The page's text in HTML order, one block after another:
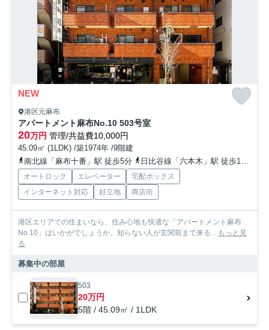
NEW
港区元麻布
アパートメント麻布No.10 503号室
20万円 管理/共益費10,000円
45.09㎡ (1LDK) /築1974年 /9階建
南北線「麻布十番」駅 徒歩5分
日比谷線「六本木」駅 徒歩12分
オートロック エレベーター
宅配ボックス
インターネット対応
好立地 商店街
港区エリアでの住まいなら、住み心地も快適な「アパートメント麻布
No.10」はいかがでしょうか。知らない人が玄関前まで来る... もっと見
る
募集中の部屋
503
20万円
5階 / 45.09㎡ / 1LDK